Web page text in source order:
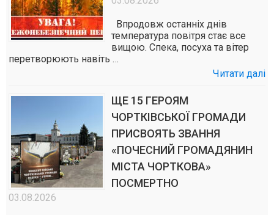
Впродовж останніх днів
температура повітря стає все
вищою. Спека, посуха та вітер
перетворюють навіть …
Читати далі
ЩЕ 15 ГЕРОЯМ
ЧОРТКІВСЬКОЇ ГРОМАДИ
ПРИСВОЯТЬ ЗВАННЯ
«ПОЧЕСНИЙ ГРОМАДЯНИН
МІСТА ЧОРТКОВА»
ПОСМЕРТНО
03.08.2026